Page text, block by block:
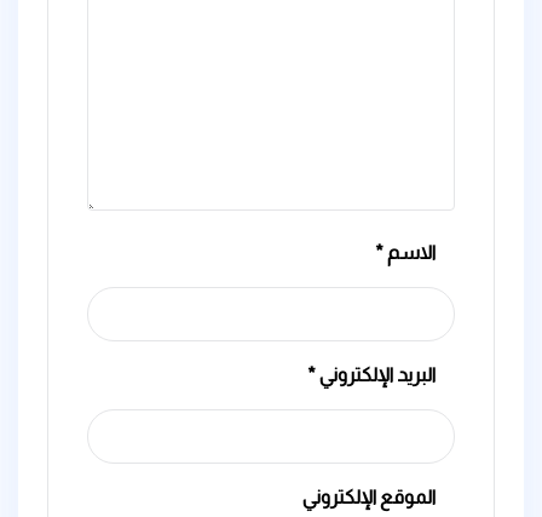
الاسم *
البريد الإلكتروني*
الموقع الإلكتروني